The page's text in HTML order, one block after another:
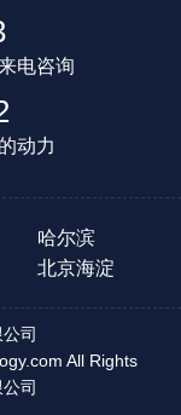
电咨询
动力
哈尔滨
北京海淀
司
All Rights
司